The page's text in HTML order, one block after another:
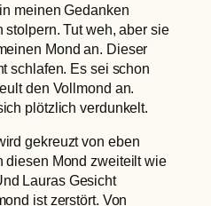
meinen Gedanken
Tut weh, aber sie
Mond an. Dieser
schlafen. Es sei schon
den Vollmond an.
plötzlich verdunkelt.
gekreuzt von eben
diesen Mond zweiteilt wie
Lauras Gesicht
ist zerstört. Von